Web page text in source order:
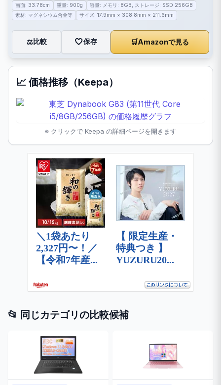
画面: 33.78cm
重量: 900g
容量: メモリ: 8GB, ストレージ: SSD 256GB
素材: マグネシウム合金等
サイズ: 17.9mm × 308.8mm × 211.6mm
⚖️比較 🤍保存 🛒Amazonで見る
📈 価格推移（Keepa）
※ クリックで Keepa の詳細ページを開きます
📂 同じカテゴリの比較候補